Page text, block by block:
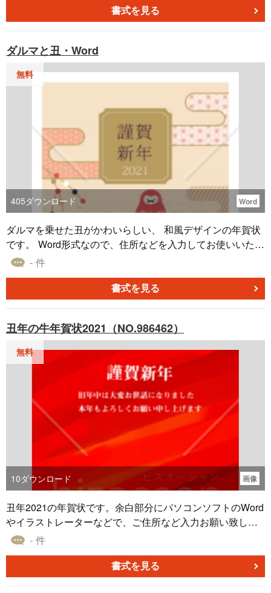
書式を見る
ダルマと丑・Word
無料
405ダウンロード Word
ダルマを乗せた丑がかわいらしい、 和風デザインの年賀状
です。 Word形式なので、住所などを入力してお使いいただ
けます。
- 件
書式を見る
丑年の牛年賀状2021（NO.986462）
無料
10ダウンロード 画像
丑年2021の年賀状です。余白部分にパソコンソフトのWord
やイラストレーターなどで、ご住所など入力お願い致しま
す。 - 件
書式を見る